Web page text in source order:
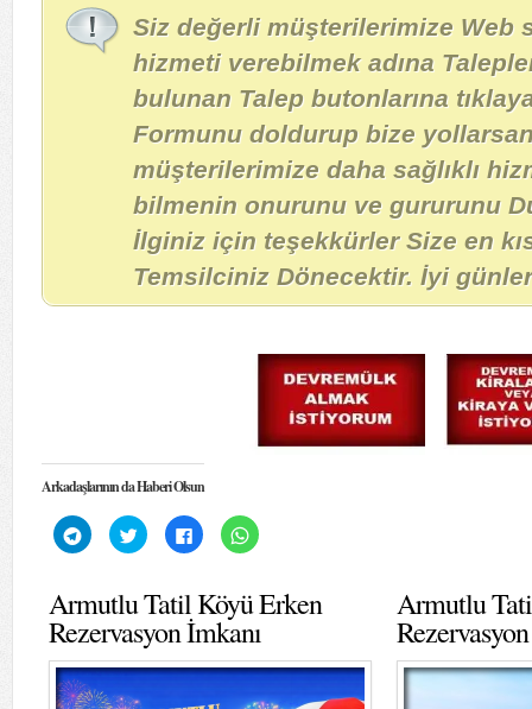
Siz değerli müşterilerimize Web
hizmeti verebilmek adına
bulunan Talep butonlarına
Formunu doldurup bize
müşterilerimize daha sağlıklı
bilmenin onurunu ve gururunu
İlginiz için teşekkürler Size en
Temsilciniz Dönecektir. İyi
Arkadaşlarının da Haberi Olsun
Telegram'da
paylaşmak
pencerede
açılır)
Twitter
üzerinde
paylaşmak
(Yeni
pencerede
açılır)
Facebook'ta
paylaşmak
pencerede
açılır)
WhatsApp'ta
paylaşmak
pencerede
açılır)
Armutlu Tatil Köyü Erken
Rezervasyon İmkanı
Armutlu
Rezervasyon